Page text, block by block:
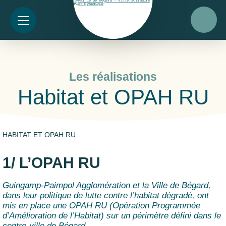
Les réalisations
Habitat et OPAH RU
HABITAT ET OPAH RU
1/ L’OPAH RU
Guingamp-Paimpol Agglomération et la Ville de Bégard,
dans leur politique de lutte contre l’habitat dégradé, ont
mis en place une OPAH RU (Opération Programmée
d’Amélioration de l’Habitat) sur un périmètre défini dans le